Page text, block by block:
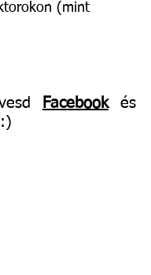
kon (mint
Facebookés